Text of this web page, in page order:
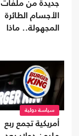
جديدة من ملفات
الأجسام الطائرة
المجهولة.. ماذا
سياسة دولية
أمريكية تجمع ربع